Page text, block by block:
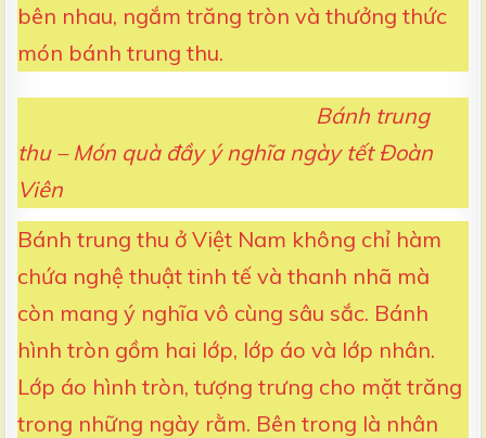
bên nhau, ngắm trăng tròn và thưởng thức
món bánh trung thu.
Bánh trung
thu – Món quà đầy ý nghĩa ngày tết Đoàn
Viên
Bánh trung thu ở Việt Nam không chỉ hàm
chứa nghệ thuật tinh tế và thanh nhã mà
còn mang ý nghĩa vô cùng sâu sắc. Bánh
hình tròn gồm hai lớp, lớp áo và lớp nhân.
Lớp áo hình tròn, tượng trưng cho mặt trăng
trong những ngày rằm. Bên trong là nhân